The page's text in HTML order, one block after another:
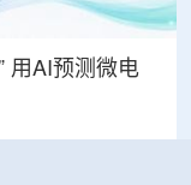
用AI预测微电